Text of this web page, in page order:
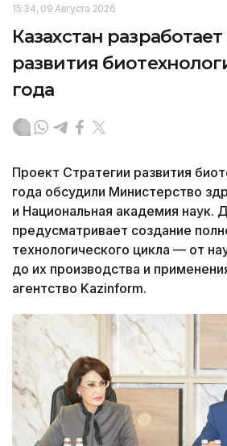
15:34, 09 Августа 2026
Казахстан
развития
года
Проект Стратегии развития
года обсудили Министерство
и Национальная академия наук.
предусматривает создание
технологического цикла — от
до их производства и
агентство Kazinform.